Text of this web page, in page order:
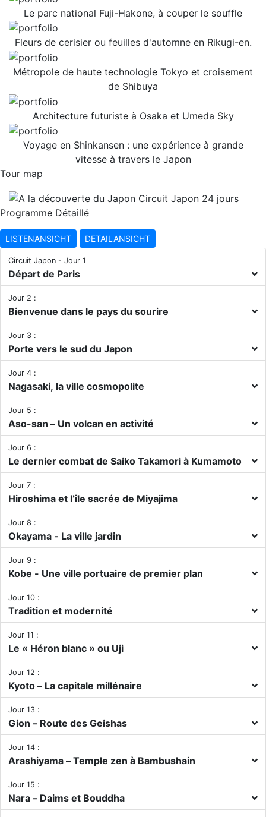
Le parc national Fuji-Hakone, à couper le souffle
Fleurs de cerisier ou feuilles d'automne en Rikugi-en.
Métropole de haute technologie Tokyo et croisement
de Shibuya
Architecture futuriste à Osaka et Umeda Sky
Voyage en Shinkansen : une expérience à grande
vitesse à travers le Japon
Tour map
Programme Détaillé
LISTENANSICHT DETAILANSICHT
Circuit Japon - Jour 1
Départ de Paris
Jour 2 :
Bienvenue dans le pays du sourire
Jour 3 :
Porte vers le sud du Japon
Jour 4 :
Nagasaki, la ville cosmopolite
Jour 5 :
Aso-san – Un volcan en activité
Jour 6 :
Le dernier combat de Saiko Takamori à Kumamoto
Jour 7 :
Hiroshima et l’île sacrée de Miyajima
Jour 8 :
Okayama - La ville jardin
Jour 9 :
Kobe - Une ville portuaire de premier plan
Jour 10 :
Tradition et modernité
Jour 11 :
Le « Héron blanc » ou Uji
Jour 12 :
Kyoto – La capitale millénaire
Jour 13 :
Gion – Route des Geishas
Jour 14 :
Arashiyama – Temple zen à Bambushain
Jour 15 :
Nara – Daims et Bouddha